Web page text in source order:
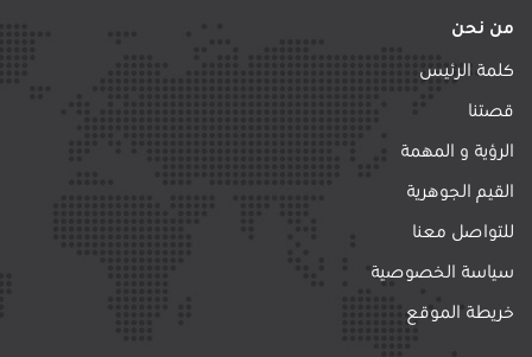
من نحن
كلمة الرئيس
قصتنا
الرؤية و المهمة
القيم الجوهرية
للتواصل معنا
سياسة الخصوصية
خريطة الموقع